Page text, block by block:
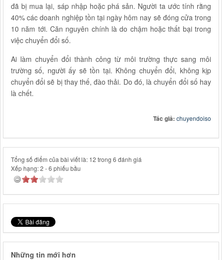
đã bị mua lại, sáp nhập hoặc phá sản. Người ta ước tính rằng
40% các doanh nghiệp tồn tại ngày hôm nay sẽ đóng cửa trong
10 năm tới. Căn nguyên chính là do chậm hoặc thất bại trong
việc chuyển đổi số.
Ai làm chuyển đổi thành công từ môi trường thực sang môi
trường số, người ấy sẽ tồn tại. Không chuyển đổi, không kịp
chuyển đổi sẽ bị thay thế, đào thải. Do đó, là chuyển đổi số hay
là chết.
Tác giả: chuyendoiso
Tổng số điểm của bài viết là: 12 trong 6 đánh giá
Xếp hạng:2 -6 phiếu bầu
Những tin mới hơn